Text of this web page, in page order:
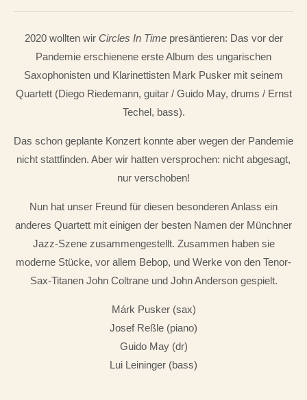
2020 wollten wir Circles In Timepresäntieren: Das vor der
Pandemie erschienene erste Album des ungarischen
Saxophonisten und Klarinettisten Mark Pusker mit seinem
Quartett (Diego Riedemann, guitar / Guido May, drums / Ernst
Techel, bass).
Das schon geplante Konzert konnte aber wegen der Pandemie
nicht stattfinden. Aber wir hatten versprochen: nicht abgesagt,
nur verschoben!
Nun hat unser Freund für diesen besonderen Anlass ein
anderes Quartett mit einigen der besten Namen der Münchner
Jazz-Szene zusammengestellt. Zusammen haben sie
moderne Stücke, vor allem Bebop, und Werke von den Tenor-
Sax-Titanen John Coltrane und John Anderson gespielt.
Márk Pusker (sax)
Josef Reßle (piano)
Guido May (dr)
Lui Leininger (bass)